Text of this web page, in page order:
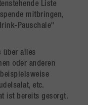
Liste
mitbringen,
Pauschale"
über alles
oder anderen
etc.
ist bereits gesorgt.